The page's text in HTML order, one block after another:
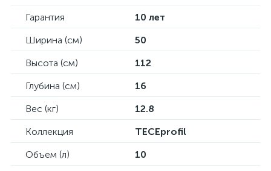
Гарантия
10 лет
Ширина (см)
50
Высота (см)
112
Глубина (см)
16
Вес (кг)
12.8
Коллекция
TECEprofil
Объем (л)
10